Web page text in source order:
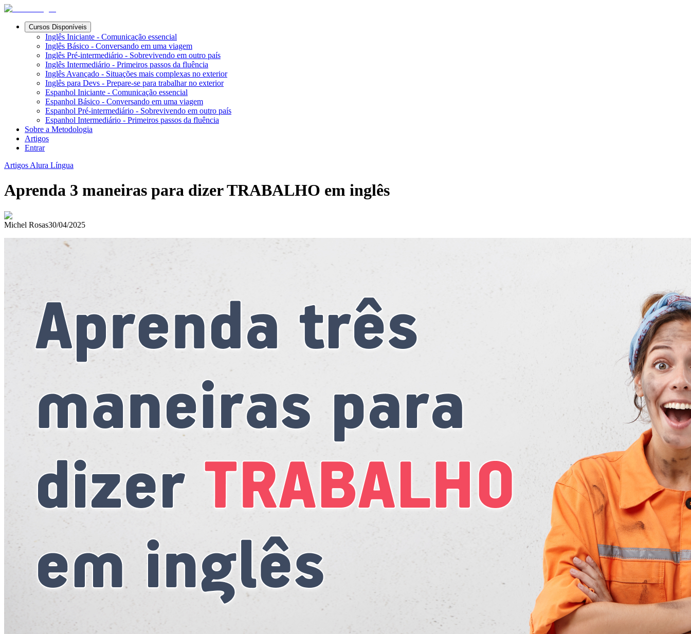
Cursos Disponíveis
Inglês Iniciante - Comunicação essencial
Inglês Básico - Conversando em uma viagem
Inglês Pré-intermediário - Sobrevivendo em outro país
Inglês Intermediário - Primeiros passos da fluência
Inglês Avançado - Situações mais complexas no exterior
Inglês para Devs - Prepare-se para trabalhar no exterior
Espanhol Iniciante - Comunicação essencial
Espanhol Básico - Conversando em uma viagem
Espanhol Pré-intermediário - Sobrevivendo em outro país
Espanhol Intermediário - Primeiros passos da fluência
Sobre a Metodologia
Artigos
Entrar
Artigos Alura Língua
Aprenda 3 maneiras para dizer TRABALHO em inglês
Michel Rosas30/04/2025